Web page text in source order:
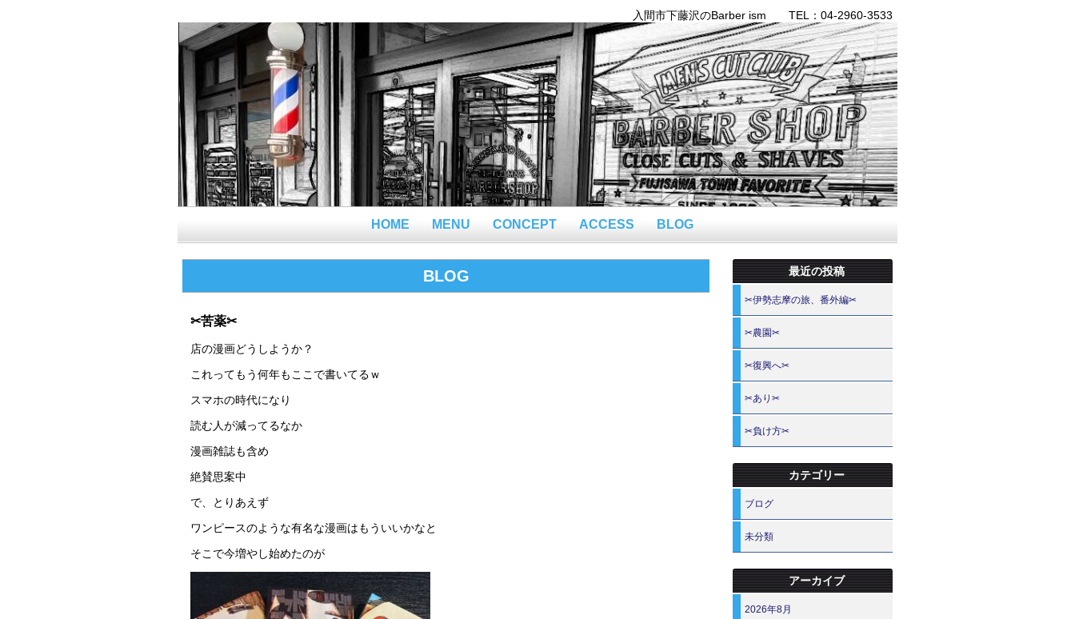
入間市下藤沢のBarber ism TEL：04-2960-3533
HOME MENU CONCEPT ACCESS BLOG
BLOG
✂苦薬✂
店の漫画どうしようか？
これってもう何年もここで書いてるｗ
スマホの時代になり
読む人が減ってるなか
漫画雑誌も含め
絶賛思案中
で、とりあえず
ワンピースのような有名な漫画はもういいかなと
そこで今増やし始めたのが
最近の投稿
✂伊勢志摩の旅、番外編✂
✂農園✂
✂復興へ✂
✂あり✂
✂負け方✂
カテゴリー
ブログ
未分類
アーカイブ
2026年8月